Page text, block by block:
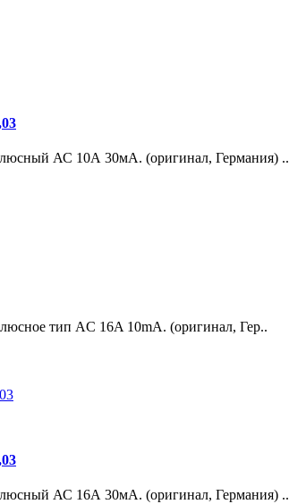
АС 10А 30мА. (оригинал, Германия) ..
тип AC 16A 10mA. (оригинал, Гер..
АС 16А 30мА. (оригинал, Германия) ..